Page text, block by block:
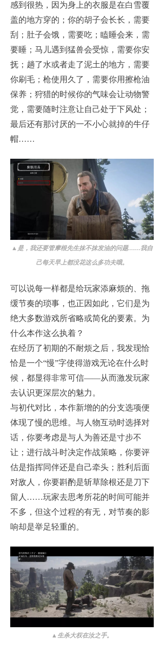
感到很热，因为身上的衣服是在白雪覆
盖的地方穿的；你的胡子会长长，需要
刮；肚子会饿，需要吃；瞌睡会来，需
要睡；马儿遇到猛兽会受惊，需要你安
抚；趟了水或者走了泥土的地方，需要
你刷毛；枪使用久了，需要你用擦枪油
保养；狩猎的时候你的气味会让动物警
觉，需要随时注意让自己处于下风处；
最后还有那讨厌的一不小心就掉的牛仔
帽……
▲ 是，我还要管摩根先生抹不抹发油的问题……我自
己每天早上都没花这么多功夫哦。
可以说每一样都是给玩家添麻烦的、拖
缓节奏的琐事，也正因如此，它们是为
绝大多数游戏所省略或简化的要素。为
什么本作这么执着？
在经历了初期的不耐烦之后，我发现恰
恰是一个“慢”字使得游戏无论在什么时
候，都显得非常可信——从而激发玩家
去认识更深层次的魅力。
与初代对比，本作新增的的分支选项便
体现了慢的思维。与人物互动时选择对
话，你要考虑是与人为善还是寸步不
让；进行战斗时决定作战策略，你要评
估是指挥同伴还是自己牵头；胜利后面
对敌人，你要斟酌是斩草除根还是刀下
留人……玩家去思考所花的时间可能并
不多，但这个过程的有无，对节奏的影
响却是举足轻重的。
▲ 生杀大权在汝之手。